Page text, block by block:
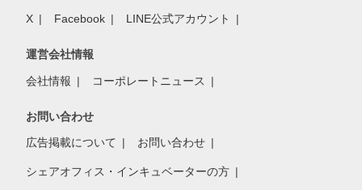
X Facebook LINE公式アカウント
運営会社情報
会社情報 コーポレートニュース
お問い合わせ
広告掲載について お問い合わせ
シェアオフィス・インキュベーターの方